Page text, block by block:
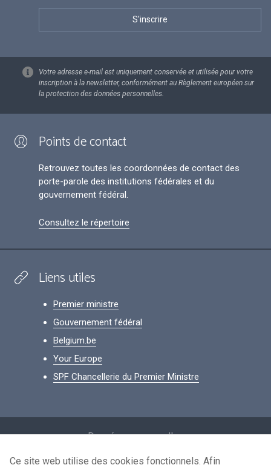
Votre adresse e-mail est uniquement conservée et utilisée pour votre
inscription à la newsletter, conformément au Règlement européen sur
la protection des données personnelles.
Points de contact
Retrouvez toutes les coordonnées de contact des
porte-parole des institutions fédérales et du
gouvernement fédéral.
Consultez le répertoire
Liens utiles
Premier ministre
Gouvernement fédéral
Belgium.be
Your Europe
SPF Chancellerie du Premier Ministre
Données personnelles
Conditions de réutilisation
Ce site web utilise des cookies fonctionnels. Afin